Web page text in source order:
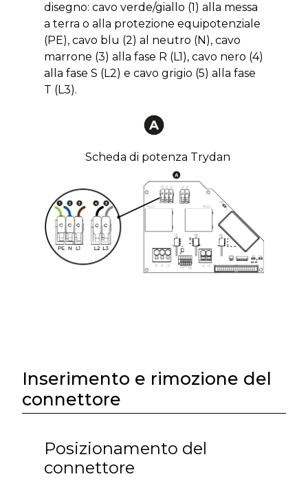
disegno: cavo verde/giallo (1) alla messa
a terra o alla protezione equipotenziale
(PE), cavo blu (2) al neutro (N), cavo
marrone (3) alla fase R (L1), cavo nero (4)
alla fase S (L2) e cavo grigio (5) alla fase
T (L3).
Scheda di potenza Trydan
Inserimento e rimozione del
connettore
Posizionamento del
connettore